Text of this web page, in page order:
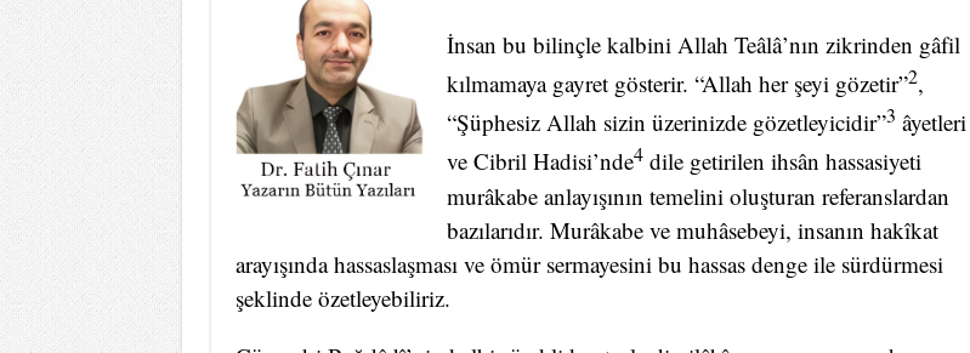
İnsan bu bilinçle kalbini Allah Teâlâ’nın zikrinden gâfil
kılmamaya gayret gösterir. “Allah her şeyi gözetir”2,
“Şüphesiz Allah sizin üzerinizde gözetleyicidir”3 âyetleri
ve Cibril Hadisi’nde4dile getirilen ihsân hassasiyeti
murâkabe anlayışının temelini oluşturan referanslardan
bazılarıdır. Murâkabe ve muhâsebeyi, insanın hakîkat
arayışında hassaslaşması ve ömür sermayesini bu hassas denge ile sürdürmesi
şeklinde özetleyebiliriz.